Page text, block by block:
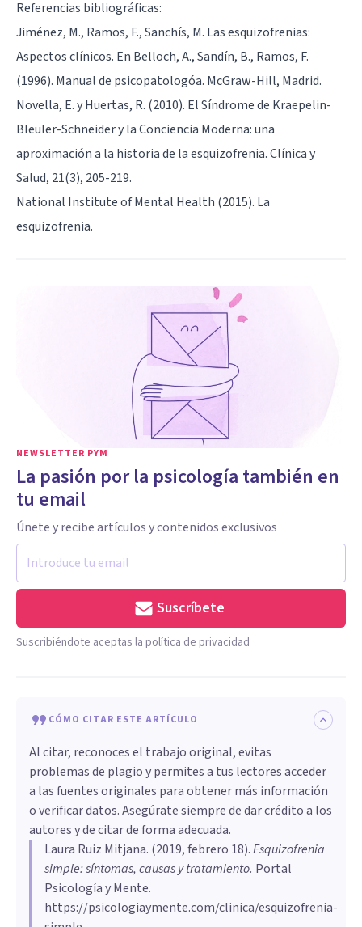
Referencias bibliográficas:
Jiménez, M., Ramos, F., Sanchís, M. Las esquizofrenias:
Aspectos clínicos. En Belloch, A., Sandín, B., Ramos, F.
(1996). Manual de psicopatologóa. McGraw-Hill, Madrid.
Novella, E. y Huertas, R. (2010). El Síndrome de Kraepelin-
Bleuler-Schneider y la Conciencia Moderna: una
aproximación a la historia de la esquizofrenia. Clínica y
Salud, 21(3), 205-219.
National Institute of Mental Health (2015). La
esquizofrenia.
NEWSLETTER PYM
La pasión por la psicología también en
tu email
Únete y recibe artículos y contenidos exclusivos
Suscríbete
Suscribiéndote aceptas la política de privacidad
CÓMO CITAR ESTE ARTÍCULO
Al citar, reconoces el trabajo original, evitas
problemas de plagio y permites a tus lectores acceder
a las fuentes originales para obtener más información
o verificar datos. Asegúrate siempre de dar crédito a los
autores y de citar de forma adecuada.
Laura Ruiz Mitjana. (2019, febrero 18).Esquizofrenia
simple: síntomas, causas y tratamiento. Portal
Psicología y Mente.
https://psicologiaymente.com/clinica/esquizofrenia-